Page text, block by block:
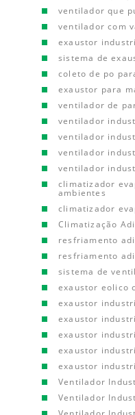
ventilador que
ventilador com
exaustor
sistema de
coleto de po
exaustor para
ventilador de
ventilador
ventilador
ventilador
ventilador
climatizador
ambientes
climatizador
Climatização
resfriamento
resfriamento
sistema de
exaustor eolico
exaustor
exaustor
exaustor
exaustor
exaustor
Ventilador
Ventilador